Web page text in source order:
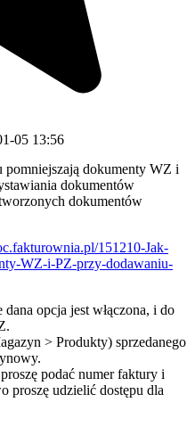
05 13:56
pomniejszają dokumenty WZ i
dokumentów
dokumentów
151210-Jak-
WZ-i-PZ-przy-dodawaniu-
opcja jest włączona, i do
> Produkty) sprzedanego
podać numer faktury i
proszę udzielić dostępu dla